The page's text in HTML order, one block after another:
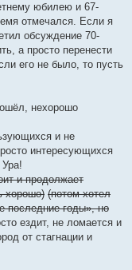
юбилею и 67-
отмечался. Если я
обсуждение 70-
а просто перенести
его не было, то пусть
нехорошо
и не
интересующихся
и продолжает
хорошо) (потом хотел
последние годы», но
ездит, не ломается и
от стагнации и